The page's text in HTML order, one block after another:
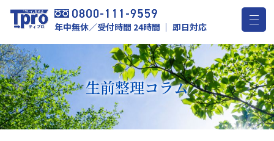
年中無休／受付時間 24時間 ｜ 即日対応
生前整理コラム